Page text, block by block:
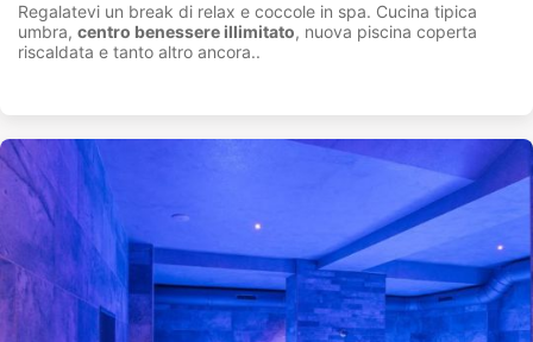
Regalatevi un break di relax e coccole in spa. Cucina tipica
umbra, centro benessere illimitato, nuova piscina coperta
riscaldata e tanto altro ancora..